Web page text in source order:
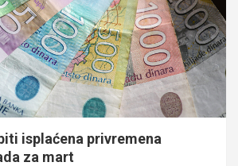
isplaćena privremena
za mart